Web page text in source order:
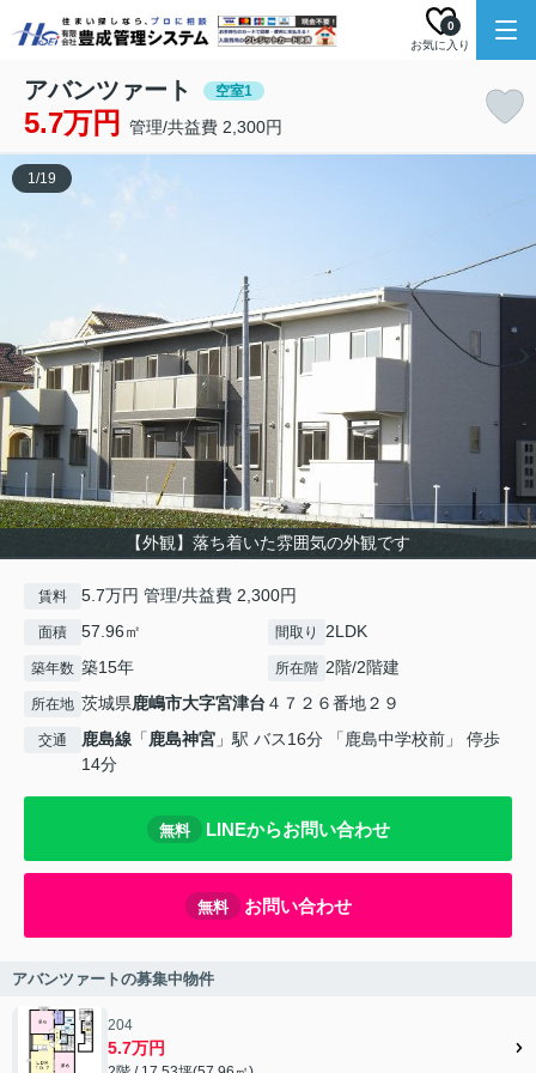
お気に入り
0
アバンツァート 空室1
5.7万円 管理/共益費 2,300円
【外観】落ち着いた雰囲気の外観です
1/19
賃料 5.7万円 管理/共益費 2,300円
面積 57.96㎡ 間取り 2LDK
築年数 築15年 所在階 2階/2階建
所在地 茨城県鹿嶋市大字宮津台 ４７２６番地２９
交通 鹿島線 「鹿島神宮 」駅 バス16分 「鹿島中学校前」 停歩
14分
無料 LINEからお問い合わせ
無料 お問い合わせ
アバンツァートの募集中物件
204
5.7万円